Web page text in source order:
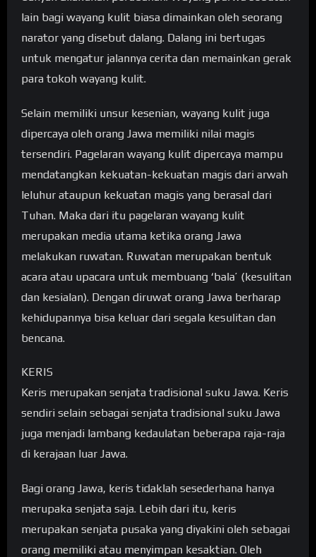
lain bagi wayang kulit biasa dimainkan oleh seorang
narator yang disebut dalang. Dalang ini bertugas
untuk mengatur jalannya cerita dan memainkan gerak
para tokoh wayang kulit.
Selain memiliki unsur kesenian, wayang kulit juga
dipercaya oleh orang Jawa memiliki nilai magis
tersendiri. Pagelaran wayang kulit dipercaya mampu
mendatangkan kekuatan-kekuatan magis dari arwah
leluhur ataupun kekuatan magis yang berasal dari
Tuhan. Maka dari itu pagelaran wayang kulit
merupakan media utama ketika orang Jawa
melakukan ruwatan. Ruwatan merupakan bentuk
acara atau upacara untuk membuang ‘bala’ (kesulitan
dan kesialan). Dengan diruwat orang Jawa berharap
kehidupannya bisa keluar dari segala kesulitan dan
bencana.
KERIS
Keris merupakan senjata tradisional suku Jawa. Keris
sendiri selain sebagai senjata tradisional suku Jawa
juga menjadi lambang kedaulatan beberapa raja-raja
di kerajaan luar Jawa.
Bagi orang Jawa, keris tidaklah sesederhana hanya
merupaka senjata saja. Lebih dari itu, keris
merupakan senjata pusaka yang diyakini oleh sebagai
orang memiliki atau menyimpan kesaktian. Oleh